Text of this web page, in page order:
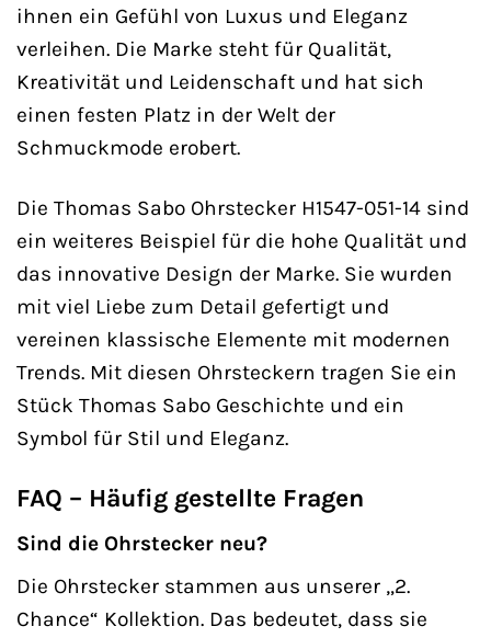
ihnen ein Gefühl von Luxus und Eleganz
verleihen. Die Marke steht für Qualität,
Kreativität und Leidenschaft und hat sich
einen festen Platz in der Welt der
Schmuckmode erobert.
Die Thomas Sabo Ohrstecker H1547-051-14 sind
ein weiteres Beispiel für die hohe Qualität und
das innovative Design der Marke. Sie wurden
mit viel Liebe zum Detail gefertigt und
vereinen klassische Elemente mit modernen
Trends. Mit diesen Ohrsteckern tragen Sie ein
Stück Thomas Sabo Geschichte und ein
Symbol für Stil und Eleganz.
FAQ – Häufig gestellte Fragen
Sind die Ohrstecker neu?
Die Ohrstecker stammen aus unserer „2.
Chance“ Kollektion. Das bedeutet, dass sie